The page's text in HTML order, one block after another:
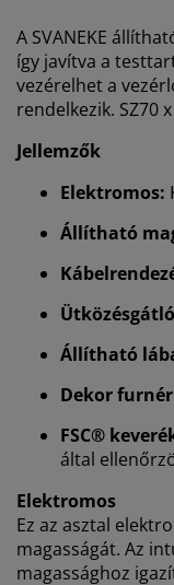
A SVANEKE
így javítva a
vezérelhet a
rendelkezik. SZ70
Jellemzők
Elektromos:
Állítható
Ütközésgátló
Állítható
Dekor furnér
FSC®
által
Elektromos
Ez az asztal
magasságát. Az
magassághoz